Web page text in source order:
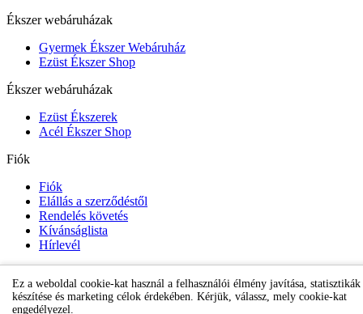
Ékszer webáruházak
Gyermek Ékszer Webáruház
Ezüst Ékszer Shop
Ékszer webáruházak
Ezüst Ékszerek
Acél Ékszer Shop
Fiók
Fiók
Elállás a szerződéstől
Rendelés követés
Kívánságlista
Hírlevél
Gyermek Ékszer Shop
Ez a weboldal cookie-kat használ a felhasználói élmény javítása, statisztikák
készítése és marketing célok érdekében. Kérjük, válassz, mely cookie-kat
engedélyezel.